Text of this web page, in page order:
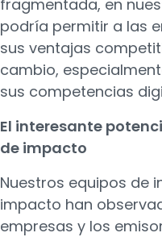
fragmentada, en
podría permitir a las
sus ventajas
cambio,
sus competencias
El interesante
de impacto
Nuestros equipos de
impacto han
empresas y los